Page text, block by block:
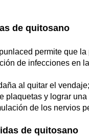
de quitosano
permite que
de infecciones en
al quitar el vendaje;
plaquetas y lograr
de los nervios
de quitosano